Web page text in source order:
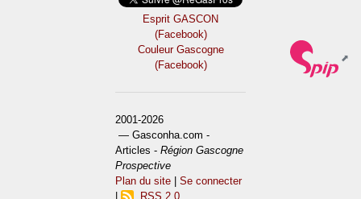
Esprit GASCON
(Facebook)
Couleur Gascogne
(Facebook)
2001-2026
— Gasconha.com -
Articles -Région Gascogne
Prospective
Plan du site |Se connecter
RSS 2.0